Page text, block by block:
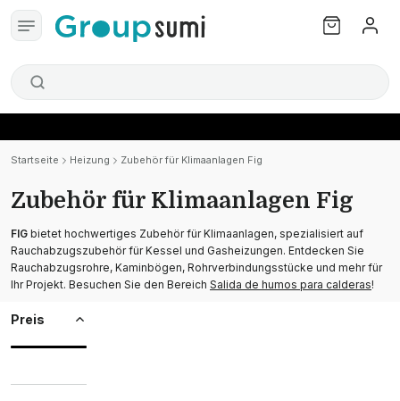
Startseite Heizung Zubehör für Klimaanlagen Fig
Zubehör für Klimaanlagen Fig
FIG bietet hochwertiges Zubehör für Klimaanlagen, spezialisiert auf
Rauchabzugszubehör für Kessel und Gasheizungen. Entdecken Sie
Rauchabzugsrohre, Kaminbögen, Rohrverbindungsstücke und mehr für
Ihr Projekt. Besuchen Sie den Bereich Salida de humos para calderas!
Preis